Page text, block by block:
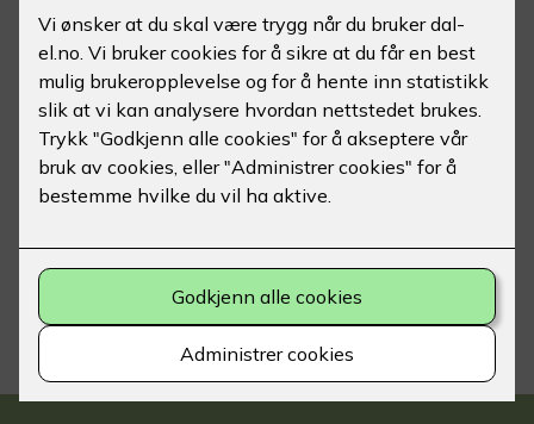
Norge er et av de land i verden med høyest ulykkes-
og skadestatistikk i forhold til feil ved elektriske
anlegg. Dette har ført til at det er innført lov om
systematisk internkontroll av el.anlegg for alle
bedrifter og virksomheter.
Vi kan tilby deres bedrift en vedlikeholdsavtale som
tilpasses anlegget det gjelder. Det utarbeides
for eget bruk. Vi sørger for at avtalte kontrollintervaller
blir gjennomført og dokumentert. Eventuelle avvik
rapporteres i eget skjema med anbefaling av tiltak.